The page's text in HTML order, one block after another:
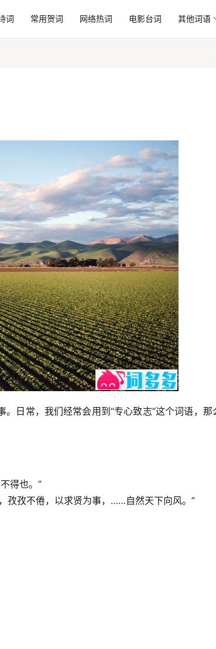
词 常用贺词 网络热词 电影台词 其他词语
日常，我们经常会用到“专心致志”这个词语，那
得也。”
孜孜不倦，以求贤为事，……自然天下向风。”